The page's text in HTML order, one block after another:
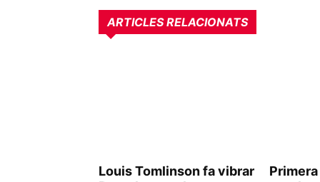
ARTICLES RELACIONATS
Louis Tomlinson fa vibrar